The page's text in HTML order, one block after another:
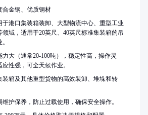
合金钢、优质钢材
于港口集装箱装卸、大型物流中心、重型工业
领域，适用于20英尺、40英尺标准集装箱的吊
力大（通常20-100吨），稳定性高，操作灵
应性强，可全天候作业。
装箱及其他重型货物的高效装卸、堆垛和转
维护保养，防止过载使用，确保安全操作。